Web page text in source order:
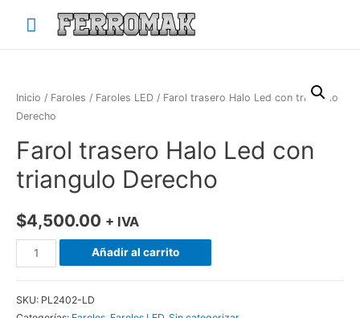
Menú
Inicio / Faroles / Faroles LED / Farol trasero Halo Led con triangulo
Derecho
Farol trasero Halo Led con
triangulo Derecho
$4,500.00 + IVA
Farol
trasero
Led
Añadir al carrito
SKU: PL2402-LD